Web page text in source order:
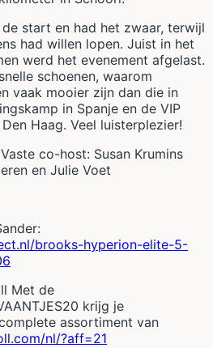
start en had het zwaar, terwijl
had willen lopen. Juist in het
werd het evenement afgelast.
schoenen, waarom
vaak mooier zijn dan die in
in Spanje en de VIP
Haag. Veel luisterplezier!
co-host: Susan Krumins
en Julie Voet
brooks-hyperion-elite-5-
Met de
krijg je
assortiment van
nl/?aff=21